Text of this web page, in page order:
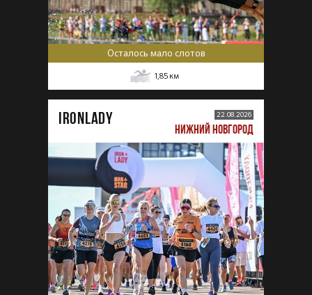
Осталось мало слотов
1,85 км
IRONLADY 22.08.2026
НИЖНИЙ НОВГОРОД